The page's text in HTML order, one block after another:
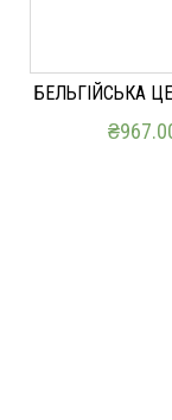
БЕЛЬГІЙСЬКА
₴